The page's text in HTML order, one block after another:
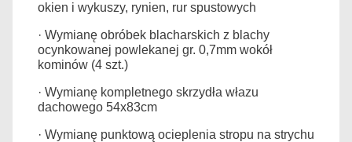
okien i wykuszy, rynien, rur spustowych
· Wymianę obróbek blacharskich z blachy
ocynkowanej powlekanej gr. 0,7mm wokół
kominów (4 szt.)
· Wymianę kompletnego skrzydła włazu
dachowego 54x83cm
· Wymianę punktową ocieplenia stropu na strychu